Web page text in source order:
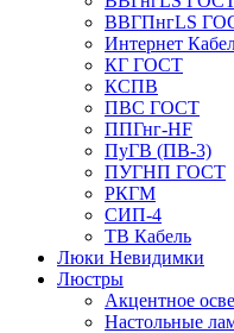
ВВГПнгLS
Интернет
КГ ГОСТ
КСПВ
ПВС ГОСТ
ППГнг-HF
ПуГВ (ПВ-3)
ПУГНП ГОСТ
РКГМ
СИП-4
ТВ Кабель
Люки Невидимки
Люстры
Акцентное
Настольные